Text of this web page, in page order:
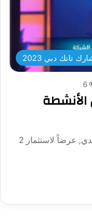
تانك دبي 2023
6
Shark Tank Dubai |قدم رائد الأعمال : طلال هنيدي, عرضاً لاستثمار 2